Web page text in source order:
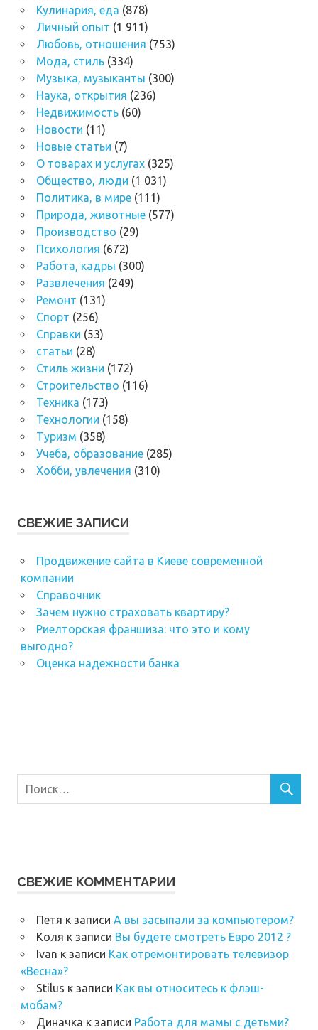
Кулинария, еда (878)
Личный опыт (1 911)
Любовь, отношения (753)
Мода, стиль(334)
Музыка, музыканты (300)
Наука, открытия (236)
Недвижимость(60)
Новости (11)
Новые статьи (7)
О товарах и услугах(325)
Общество, люди (1 031)
Политика, в мире(111)
Природа, животные(577)
Производство (29)
Психология (672)
Работа, кадры (300)
Развлечения (249)
Ремонт (131)
Спорт (256)
Справки (53)
статьи (28)
Стиль жизни (172)
Строительство (116)
Техника (173)
Технологии (158)
Туризм (358)
Учеба, образование(285)
Хобби, увлечения (310)
СВЕЖИЕ ЗАПИСИ
Продвижение сайта в Киеве современной
компании
Справочник
Зачем нужно страховать квартиру?
Риелторская франшиза: что это и кому
выгодно?
Оценка надежности банка
СВЕЖИЕ КОММЕНТАРИИ
Петя к записи А вы засыпали за компьютером?
Коля к записи Вы будете смотреть Евро 2012 ?
Ivan к записи Как отремонтировать телевизор
«Весна»?
Stilus к записи Как вы относитесь к флэш-
мобам?
Диначка к записи Работа для мамы с детьми?